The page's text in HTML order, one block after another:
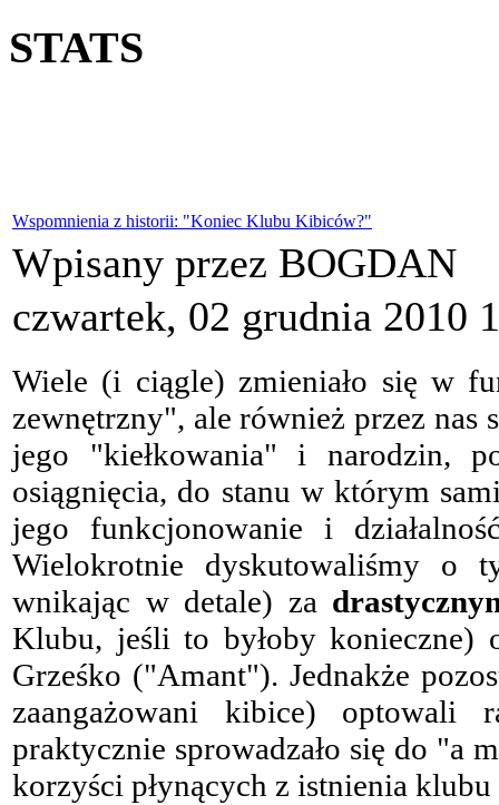
STATS
Wspomnienia z historii: "Koniec Klubu Kibiców?"
Wpisany przez BOGDAN
czwartek, 02 grudnia 2010
Wiele (i ciągle) zmieniało się w
zewnętrzny", ale również przez nas
jego "kiełkowania" i narodzin,
osiągnięcia, do stanu w którym
jego funkcjonowanie i
Wielokrotnie dyskutowaliśmy o
wnikając w detale) za
Klubu, jeśli to byłoby konieczne)
Grześko ("Amant"). Jednakże
zaangażowani kibice) optowali
praktycznie sprowadzało się do "a
korzyści płynących z istnienia